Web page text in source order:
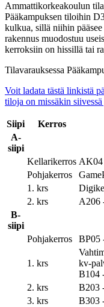
Ammattikorkeakoulun
Pääkampuksen tiloihin
kulkua, sillä niihin
rakennus muodostuu
kerroksiin on hissillä tai
Tilavarauksessa
Voit ladata tästä linkistä
tiloja on missäkin siivessä
Siipi Kerros
A-
siipi
Kellarikerros
Pohjakerros
1. krs
2. krs
A206
B-
siipi
Pohjakerros
BP05
1. krs
kv-
B104
2. krs
B203
3. krs
B303